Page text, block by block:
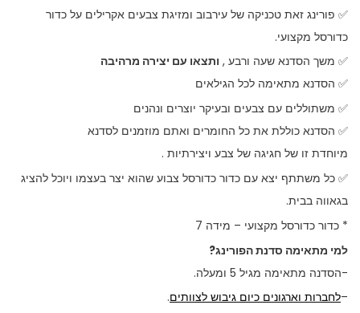
✅ פורינג זאת טכניקה של עירבוב ומזיגת צבעים אקרילים על כדור
כדורסל מקצועי.
✅ משך הסדנא שעה ורבע , ותצאו עם יצירה מרהיבה
✅ הסדנא מתאימה לכל הגילאים
✅ משתוללים עם צבעים ובעיקר יוצרים ונהנים
✅ הסדנא כוללת את כל החומרים ואתם מוזמנים לסדנא
מיוחדת זו של חגיגה של צבע ויצירתיות .
✅ כל משתתף יצא עם כדור כדורסל צבוע שהוא יצר בעצמו ויוכל להציג
בגאווה בבית.
* כדור כדורסל מקצועי – מידה 7
למי מתאימה סדנת הפורינג?
-הסדנה מתאימה מגיל 5 ומעלה.
–לחברות וארגונים כיום גיבוש לצוותים.